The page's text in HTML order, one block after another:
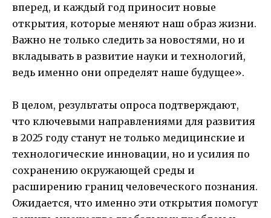
вперед, и каждый год приносит новые
открытия, которые меняют наш образ жизни.
Важно не только следить за новостями, но и
вкладывать в развитие науки и технологий,
ведь именно они определят наше будущее».
В целом, результаты опроса подтверждают,
что ключевыми направлениями для развития
в 2025 году станут не только медицинские и
технологические инновации, но и усилия по
сохранению окружающей среды и
расширению границ человеческого познания.
Ожидается, что именно эти открытия помогут